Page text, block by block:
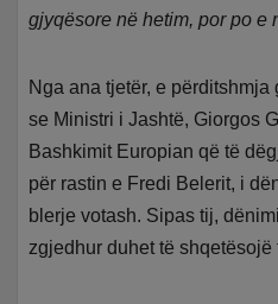
gjyqësore në hetim, por po e
Nga ana tjetër, e
se Ministri i Jashtë, Giorgos
Bashkimit Europian që të
për rastin e Fredi Belerit, i
blerje votash. Sipas tij,
zgjedhur duhet të